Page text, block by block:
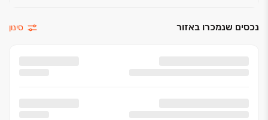
נכסים שנמכרו באזור סינון